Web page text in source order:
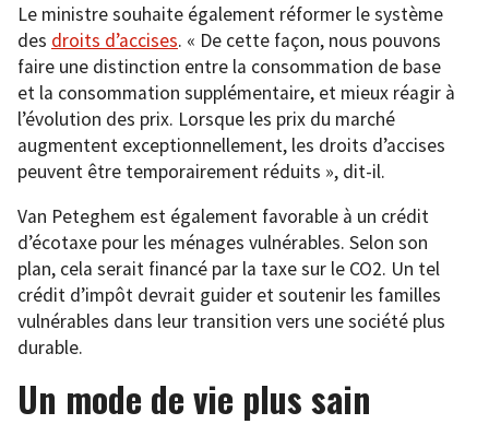
Le ministre souhaite également réformer le système
des droits d’accises. « De cette façon, nous pouvons
faire une distinction entre la consommation de base
et la consommation supplémentaire, et mieux réagir à
l’évolution des prix. Lorsque les prix du marché
augmentent exceptionnellement, les droits d’accises
peuvent être temporairement réduits », dit-il.
Van Peteghem est également favorable à un crédit
d’écotaxe pour les ménages vulnérables. Selon son
plan, cela serait financé par la taxe sur le CO2. Un tel
crédit d’impôt devrait guider et soutenir les familles
vulnérables dans leur transition vers une société plus
durable.
Un mode de vie plus sain